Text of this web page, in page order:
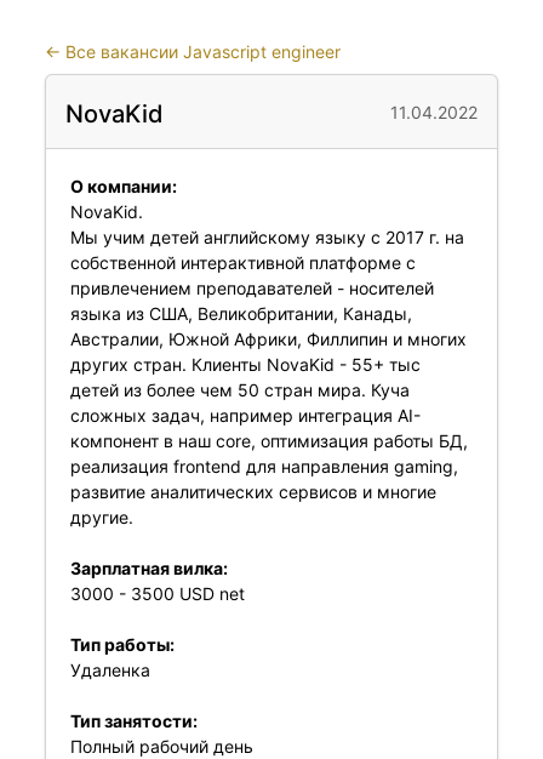
← Все вакансии Javascript engineer
NovaKid 11.04.2022
О компании:
NovaKid.
Мы учим детей английскому языку c 2017 г. на
собственной интерактивной платформе с
привлечением преподавателей - носителей
языка из США, Великобритании, Канады,
Австралии, Южной Африки, Филлипин и многих
других стран. Клиенты NovaKid - 55+ тыс
детей из более чем 50 стран мира. Куча
сложных задач, например интеграция AI-
компонент в наш core, оптимизация работы БД,
реализация frontend для направления gaming,
развитие аналитических сервисов и многие
другие.
Зарплатная вилка:
3000 - 3500 USD net
Тип работы:
Удаленка
Тип занятости:
Полный рабочий день